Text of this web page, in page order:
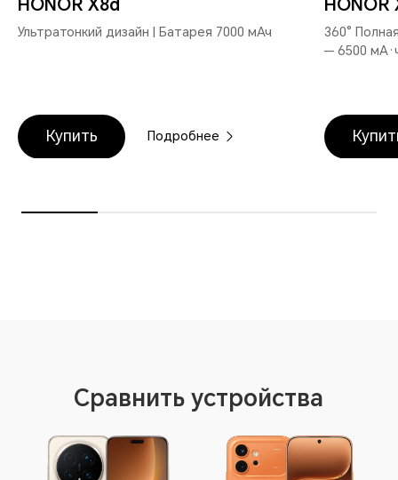
HONOR X8d
Ультратонкий дизайн | Батарея 7000 мАч
Купить Подробнее
HONOR
360°
— 6500
Сравнить устройства